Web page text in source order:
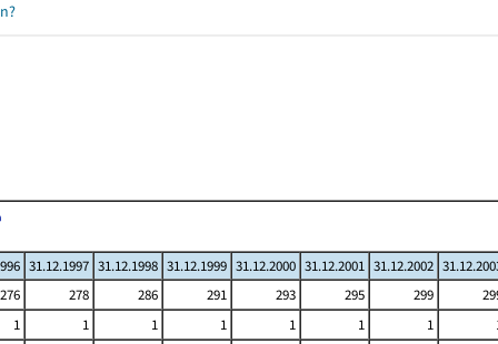
31.12.1997 31.12.1998 31.12.1999 31.12.2000 31.12.2001 31.12.2002
276 278 286 291 293 295 299
1 1 1 1 1 1 1